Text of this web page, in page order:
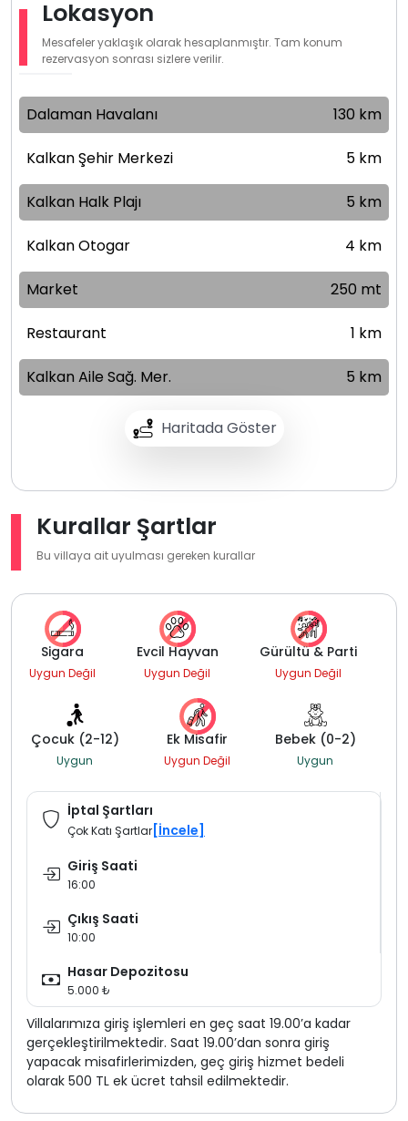
Lokasyon
Mesafeler yaklaşık olarak hesaplanmıştır. Tam konum
rezervasyon sonrası sizlere verilir.
Haritada Göster
Dalaman Havalanı 130 km
Kalkan Şehir Merkezi 5 km
Kalkan Halk Plajı 5 km
Kalkan Otogar 4 km
Market 250 mt
Restaurant 1 km
Kalkan Aile Sağ. Mer. 5 km
Kurallar Şartlar
Bu villaya ait uyulması gereken kurallar
Sigara
Uygun Değil
Evcil Hayvan
Uygun Değil
Gürültü & Parti
Uygun Değil
Çocuk (2-12)
Uygun
Ek Misafir
Uygun Değil
Bebek (0-2)
Uygun
İptal Şartları
Çok Katı Şartlar [İncele]
Giriş Saati
16:00
Çıkış Saati
10:00
Hasar Depozitosu
5.000 ₺
Villalarımıza giriş işlemleri en geç saat 19.00’a kadar
gerçekleştirilmektedir. Saat 19.00’dan sonra giriş
yapacak misafirlerimizden, geç giriş hizmet bedeli
olarak 500 TL ek ücret tahsil edilmektedir.